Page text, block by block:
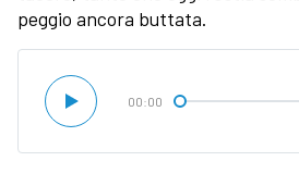
peggio ancora buttata.
00:00